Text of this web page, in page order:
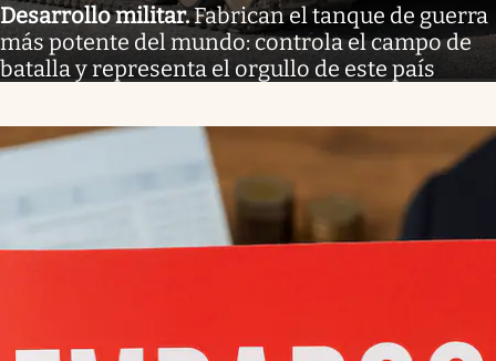
Desarrollo militar.Fabrican el tanque de guerra
más potente del mundo: controla el campo de
batalla y representa el orgullo de este país